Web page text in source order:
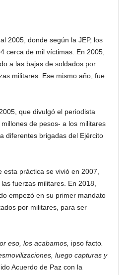
2005, donde según la JEP, los
cerca de mil víctimas. En 2005,
a las bajas de soldados por
militares. Ese mismo año, fue
que divulgó el periodista
de pesos- a los militares
diferentes brigadas del Ejército
práctica se vivió en 2007,
fuerzas militares. En 2018,
empezó en su primer mandato
por militares, para ser
eso, los acabamos, ipso facto.
luego capturas y
Acuerdo de Paz con la